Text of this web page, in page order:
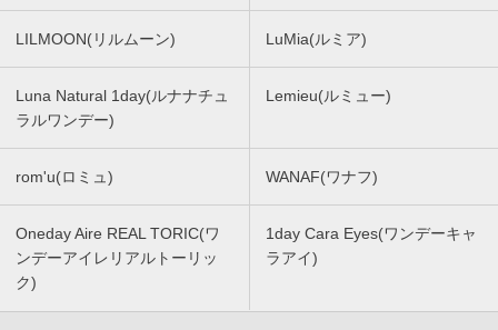
LILMOON(リルムーン) LuMia(ルミア)
Luna Natural 1day(ルナナチュ
ラルワンデー)
Lemieu(ルミュー)
rom'u(ロミュ) WANAF(ワナフ)
Oneday Aire REAL TORIC(ワ
ンデーアイレリアルトーリッ
ク)
1day Cara Eyes(ワンデーキャ
ラアイ)